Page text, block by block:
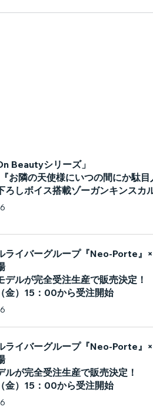
Beautyシリーズ」
お隣の天使様にいつの間にか駄目
ろしボイス搭載ゾーガンキンスカ
ライバーグループ『Neo-Porte』
デルが完全受注生産で販売決定！
金）15：00から受注開始
ライバーグループ『Neo-Porte』
ルが完全受注生産で販売決定！
金）15：00から受注開始